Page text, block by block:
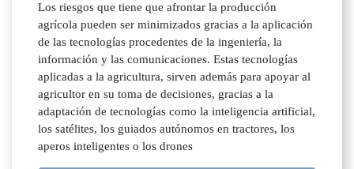
Los riesgos que tiene que afrontar la producción
agrícola pueden ser minimizados gracias a la aplicación
de las tecnologías procedentes de la ingeniería, la
información y las comunicaciones. Estas tecnologías
aplicadas a la agricultura, sirven además para apoyar al
agricultor en su toma de decisiones, gracias a la
adaptación de tecnologías como la inteligencia artificial,
los satélites, los guiados autónomos en tractores, los
aperos inteligentes o los drones